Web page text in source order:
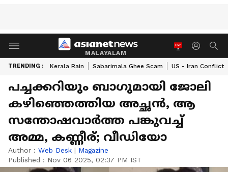
MALAYALAM
TRENDING : Kerala Rain Sabarimala Ghee Scam US - Iran Conflict
പച്ചക്കറിയും ബാ​ഗുമായി ജോലി
കഴിഞ്ഞെത്തിയ അച്ഛൻ, ആ
സന്തോഷവാർത്ത പങ്കുവച്ച്
അമ്മ, കണ്ണീര്; വീഡിയോ
Author : Web Desk | Magazine
Published : Nov 06 2025, 02:37 PM IST